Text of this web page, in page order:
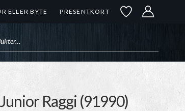
ELLER BYTE PRESENTKORT
Raggi (91990)